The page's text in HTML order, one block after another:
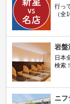
行っ
（全
岩盤
日本
検索！
ニフ